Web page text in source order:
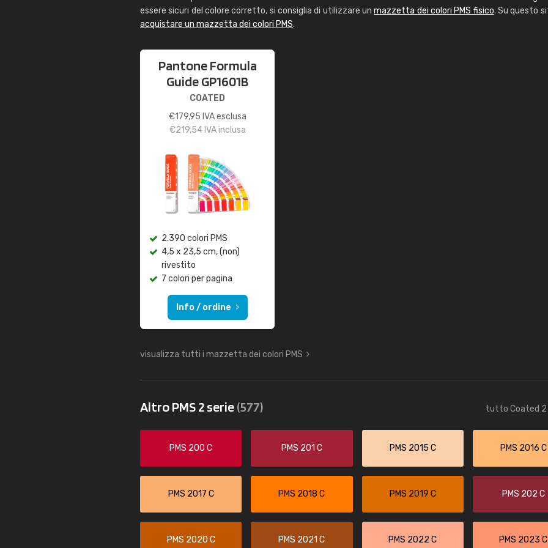
essere sicuri del colore corretto, si consiglia di utilizzare unmazzetta dei colori PMS fisico. Su questo
acquistare un mazzetta dei colori PMS.
Pantone Formula
Guide GP1601B
COATED
€179,95 IVA esclusa
€219,54IVA inclusa
2.390 colori PMS
4,5 x 23,5 cm, (non)
rivestito
7 colori per pagina
Info / ordine
visualizza tutti i mazzetta dei colori PMS
Altro PMS 2 serie(577) tutto Coated 2
PMS 200 C PMS 201 C PMS 2015 C PMS 2016 C
PMS 2017 C PMS 2018 C PMS 2019 C PMS 202 C
PMS 2020 C PMS 2021 C PMS 2022 C PMS 2023 C